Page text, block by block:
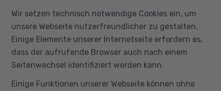
Wir setzen technisch notwendige Cookies ein, um
unsere Webseite nutzerfreundlicher zu gestalten.
Einige Elemente unserer Internetseite erfordern es,
dass der aufrufende Browser auch nach einem
Seitenwechsel identifiziert werden kann.
Einige Funktionen unserer Webseite können ohne